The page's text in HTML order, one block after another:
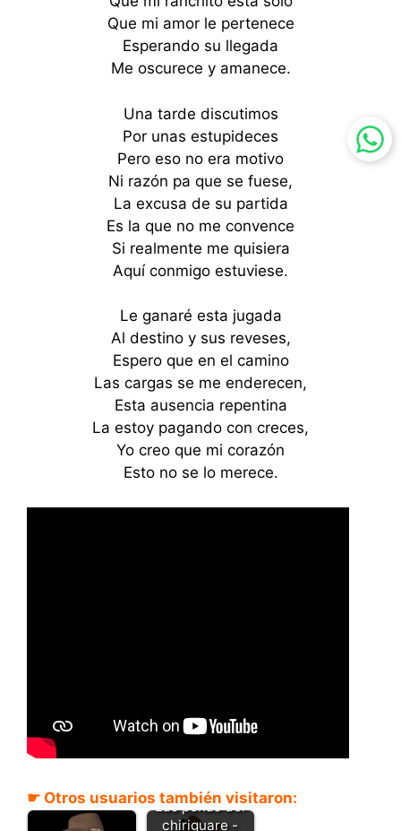
Que mi amor le pertenece
Esperando su llegada
Me oscurece y amanece.
Una tarde discutimos
Por unas estupideces
Pero eso no era motivo
Ni razón pa que se fuese,
La excusa de su partida
Es la que no me convence
Si realmente me quisiera
Aquí conmigo estuviese.
Le ganaré esta jugada
Al destino y sus reveses,
Espero que en el camino
Las cargas se me enderecen,
Esta ausencia repentina
La estoy pagando con creces,
Yo creo que mi corazón
Esto no se lo merece.
☛ Otros usuarios también visitaron:
Las penas del
chiriguare -